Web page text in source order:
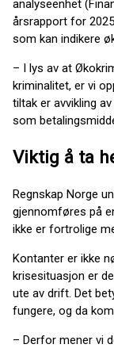
analyseenhet
årsrapport for
som kan indikere
– I lys av at
kriminalitet, er vi
tiltak er avvikling
som
Viktig å ta
Regnskap Norge
gjennomføres på
ikke er fortrolige
Kontanter er ikke
krisesituasjon er
ute av drift. Det
fungere, og da
– Derfor mener vi